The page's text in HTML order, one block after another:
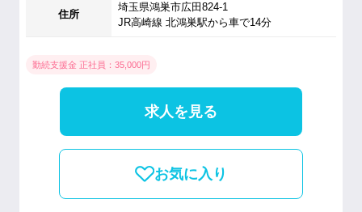
住所
埼玉県鴻巣市広田824-1
JR高崎線 北鴻巣駅から車で14分
勤続支援金 正社員：35,000円
求人を見る
お気に入り